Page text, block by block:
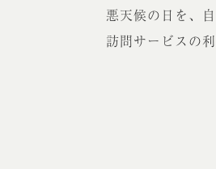
悪天候の日を、
訪問サービスの